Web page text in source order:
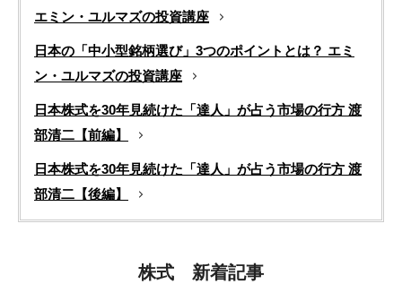
エミン・ユルマズの投資講座
日本の「中小型銘柄選び」3つのポイントとは？ エミ
ン・ユルマズの投資講座
日本株式を30年見続けた「達人」が占う市場の行方 渡
部清二【前編】
日本株式を30年見続けた「達人」が占う市場の行方 渡
部清二【後編】
株式 新着記事